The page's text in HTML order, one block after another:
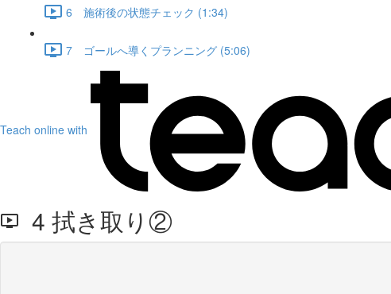
6 施術後の状態チェック (1:34)
7 ゴールへ導くプランニング (5:06)
Teach online with
4 拭き取り②